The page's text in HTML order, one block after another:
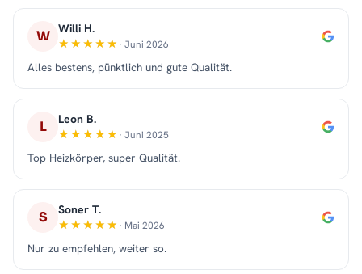
W Willi H.
· Juni 2026
Alles bestens, pünktlich und gute Qualität.
L Leon B.
· Juni 2025
Top Heizkörper, super Qualität.
S Soner T.
· Mai 2026
Nur zu empfehlen, weiter so.